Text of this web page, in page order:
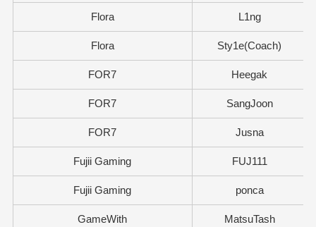
Flora L1ng
Flora Sty1e(Coach)
FOR7 Heegak
FOR7 SangJoon
FOR7 Jusna
Fujii Gaming FUJ111
Fujii Gaming ponca
GameWith MatsuTash